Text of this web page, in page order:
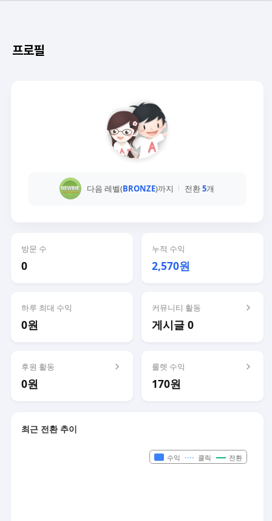
프로필
다음 레벨(BRONZE)까지 전환5개
방문 수
0
누적 수익
2,570원
하루 최대 수익
0원
커뮤니티 활동
게시글 0
후원 활동
0원
룰렛 수익
170원
최근 전환 추이